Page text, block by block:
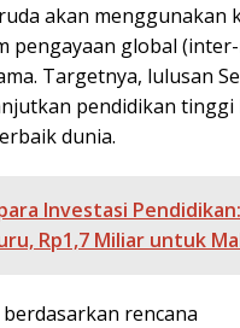
akan menggunakan
pengayaan global
Targetnya, lulusan
pendidikan tinggi
dunia.
Investasi
Rp1,7 Miliar untuk
rencana